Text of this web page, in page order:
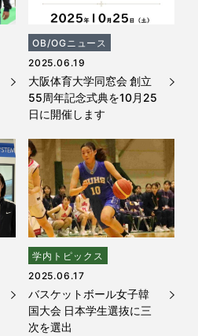
OB/OGニュース
2025.06.19
大阪体育大学同窓会 創立
55周年記念式典を10月25
日に開催します
学内トピックス
2025.06.17
バスケットボール女子韓
国大会 日本学生選抜に三
次を選出